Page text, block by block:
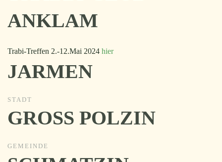
ANKLAM
Trabi-Treffen 2.-12.Mai 2024 hier
JARMEN
STADT
GROSS POLZIN
GEMEINDE